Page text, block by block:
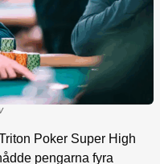
Poker Super High
pengarna fyra